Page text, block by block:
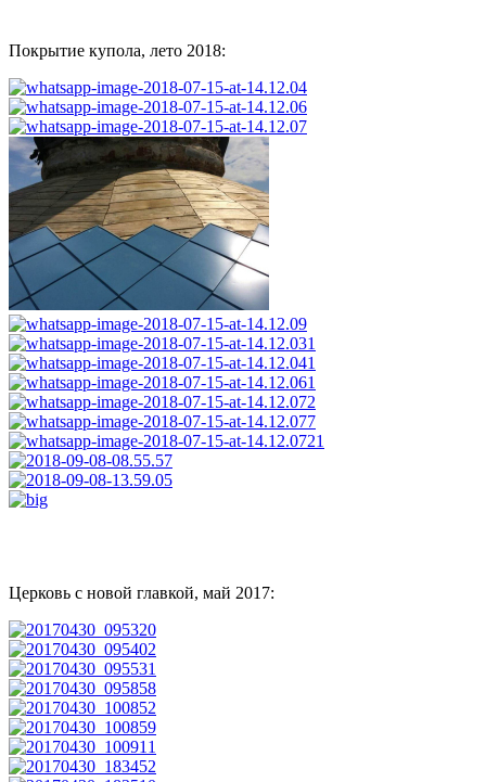
Покрытие купола, лето 2018:
Церковь с новой главкой, май 2017: